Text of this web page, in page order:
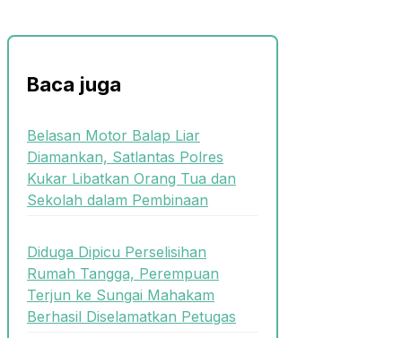
Baca juga
Belasan Motor Balap Liar
Diamankan, Satlantas Polres
Kukar Libatkan Orang Tua dan
Sekolah dalam Pembinaan
Diduga Dipicu Perselisihan
Rumah Tangga, Perempuan
Terjun ke Sungai Mahakam
Berhasil Diselamatkan Petugas